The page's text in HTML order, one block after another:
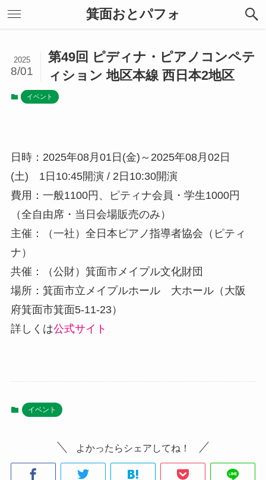
箕面おとパフォ
第49回 ピディナ・ピアノコンペテ
ィション 地区本線 西日本2地区
2025
8/01
イベント
日時：2025年08月01日(金)～2025年08月02日
(土) 1日10:45開演 / 2日10:30開演
費用：一般1100円、ピティナ会員・学生1000円
（全自由席・当日会場販売のみ）
主催：（一社）全日本ピアノ指導者協会（ピティ
ナ）
共催：（公財）箕面市メイプル文化財団
場所：箕面市立メイプルホール 大ホール（大阪
府箕面市箕面5-11-23）
詳しくは公式サイト
イベント
よかったらシェアしてね！